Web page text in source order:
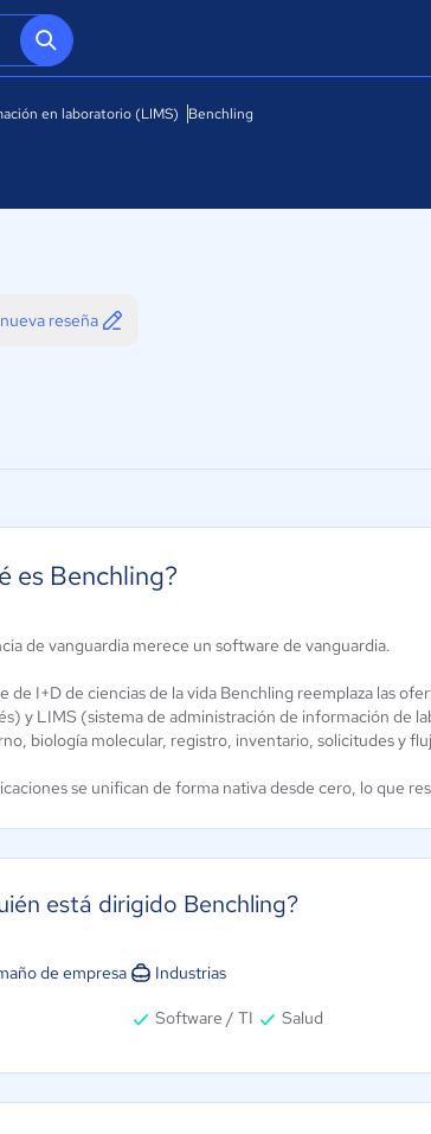
en laboratorio (LIMS) Benchling
reseña
sin
LABY
Aún sin
calificación
es Benchling?
de vanguardia merece un software de vanguardia.
de I+D de ciencias de la vida Benchling reemplaza las
y LIMS (sistema de administración de información de
biología molecular, registro, inventario, solicitudes y
se unifican de forma nativa desde cero, lo que
está dirigido Benchling?
de empresa Industrias
Software / TI Salud